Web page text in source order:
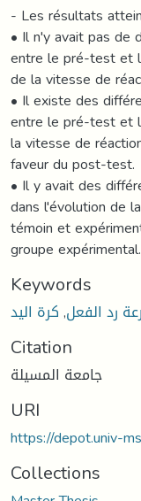
- Les résultats
• Il n'y avait pas de
entre le pré-test et
de la vitesse de
• Il existe des
entre le pré-test et
la vitesse de
faveur du post-test.
• Il y avait des
dans l'évolution de
témoin et
groupe expérimental.
Keywords
رد الفعل,كرة اليد
Citation
جامعة المسيلة
URI
https://depot.univ-
Collections